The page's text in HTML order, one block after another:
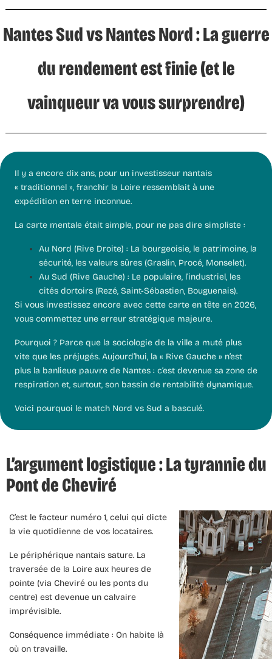
Nantes Sud vs Nantes Nord : La guerre
du rendement est finie (et le
vainqueur va vous surprendre)
Il y a encore dix ans, pour un investisseur nantais
« traditionnel », franchir la Loire ressemblait à une
expédition en terre inconnue.
La carte mentale était simple, pour ne pas dire simpliste :
Au Nord (Rive Droite) : La bourgeoisie, le patrimoine, la
sécurité, les valeurs sûres (Graslin, Procé, Monselet).
Au Sud (Rive Gauche) : Le populaire, l’industriel, les
cités dortoirs (Rezé, Saint-Sébastien, Bouguenais).
Si vous investissez encore avec cette carte en tête en 2026,
vous commettez une erreur stratégique majeure.
Pourquoi ? Parce que la sociologie de la ville a muté plus
vite que les préjugés. Aujourd’hui, la « Rive Gauche » n’est
plus la banlieue pauvre de Nantes : c’est devenue sa zone de
respiration et, surtout, son bassin de rentabilité dynamique.
Voici pourquoi le match Nord vs Sud a basculé.
L’argument logistique : La tyrannie du
Pont de Cheviré
C’est le facteur numéro 1, celui qui dicte
la vie quotidienne de vos locataires.
Le périphérique nantais sature. La
traversée de la Loire aux heures de
pointe (via Cheviré ou les ponts du
centre) est devenue un calvaire
imprévisible.
Conséquence immédiate : On habite là
où on travaille.